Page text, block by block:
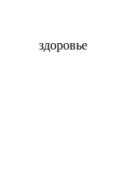
здоровье